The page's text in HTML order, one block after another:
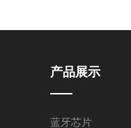
产品展示
蓝牙芯片